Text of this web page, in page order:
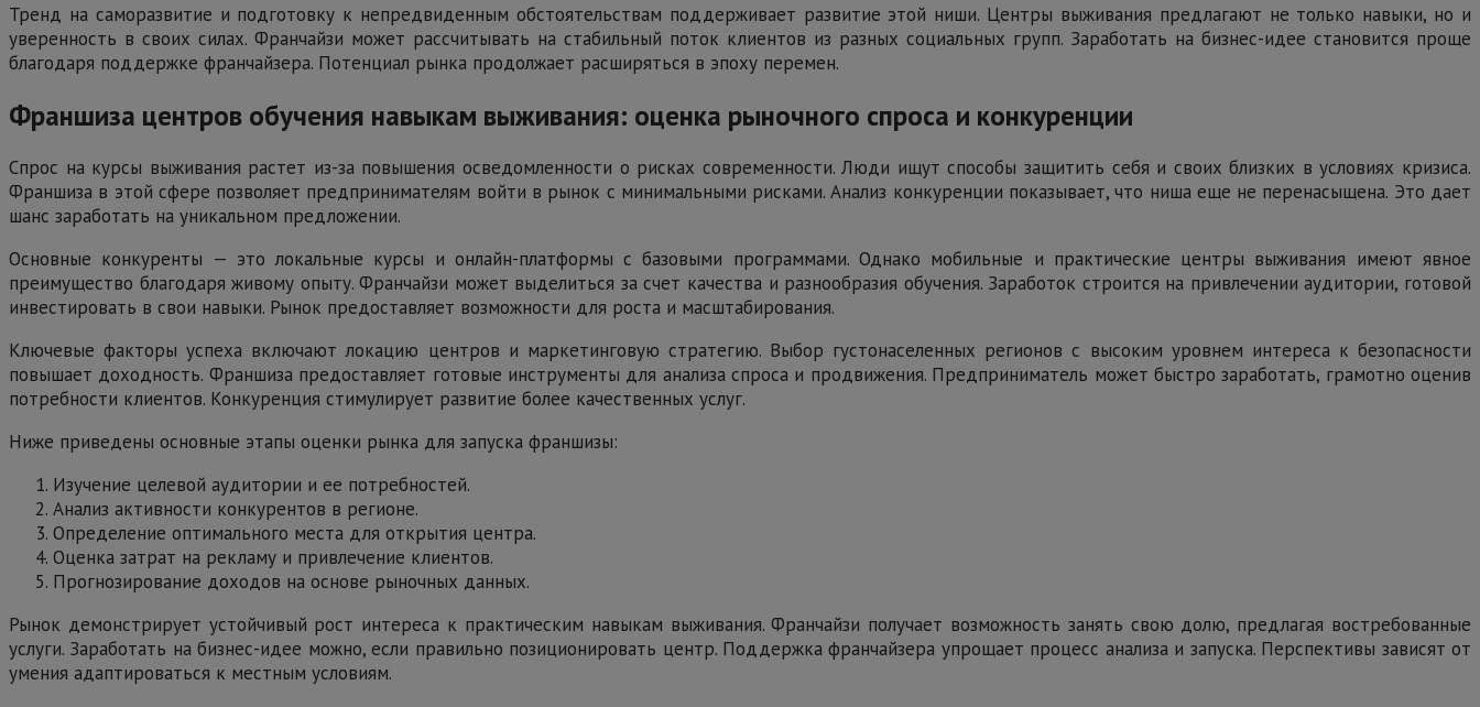
Тренд на саморазвитие и подготовку к непредвиденным обстоятельствам поддерживает развитие этой ниши. Центры выживания предлагают не только навыки, но и
уверенность в своих силах. Франчайзи может рассчитывать на стабильный поток клиентов из разных социальных групп. Заработать на бизнес-идее становится проще
благодаря поддержке франчайзера. Потенциал рынка продолжает расширяться в эпоху перемен.
Франшиза центров обучения навыкам выживания: оценка рыночного спроса и конкуренции
Спрос на курсы выживания растет из-за повышения осведомленности о рисках современности. Люди ищут способы защитить себя и своих близких в условиях кризиса.
Франшиза в этой сфере позволяет предпринимателям войти в рынок с минимальными рисками. Анализ конкуренции показывает, что ниша еще не перенасыщена. Это дает
шанс заработать на уникальном предложении.
Основные конкуренты — это локальные курсы и онлайн-платформы с базовыми программами. Однако мобильные и практические центры выживания имеют явное
преимущество благодаря живому опыту. Франчайзи может выделиться за счет качества и разнообразия обучения. Заработок строится на привлечении аудитории, готовой
инвестировать в свои навыки. Рынок предоставляет возможности для роста и масштабирования.
Ключевые факторы успеха включают локацию центров и маркетинговую стратегию. Выбор густонаселенных регионов с высоким уровнем интереса к безопасности
повышает доходность. Франшиза предоставляет готовые инструменты для анализа спроса и продвижения. Предприниматель может быстро заработать, грамотно оценив
потребности клиентов. Конкуренция стимулирует развитие более качественных услуг.
Ниже приведены основные этапы оценки рынка для запуска франшизы:
Изучение целевой аудитории и ее потребностей.
Анализ активности конкурентов в регионе.
Определение оптимального места для открытия центра.
Оценка затрат на рекламу и привлечение клиентов.
Прогнозирование доходов на основе рыночных данных.
Рынок демонстрирует устойчивый рост интереса к практическим навыкам выживания. Франчайзи получает возможность занять свою долю, предлагая востребованные
услуги. Заработать на бизнес-идее можно, если правильно позиционировать центр. Поддержка франчайзера упрощает процесс анализа и запуска. Перспективы зависят от
умения адаптироваться к местным условиям.